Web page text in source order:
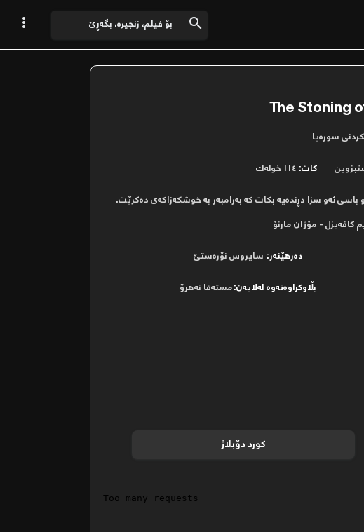
 
The Stoning
سورەیا
کات: ١١٤ خوله‌ك
ئه‌و سزا دڕنده‌یه‌ بكات كه‌ به‌رامبه‌ر به‌ خوشكه‌زاكه‌ی ده‌كرێت.
- مۆژان مارنۆ
دەرھێنەر: سایروس نۆره‌ستێ
بڵاوکراوەتەوە لەلایەن:مستەفا نەھرۆ
کورد دۆبلاژ